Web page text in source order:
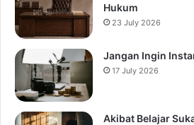
Hukum
23 July 2026
Jangan Ingin
17 July 2026
Akibat Belajar